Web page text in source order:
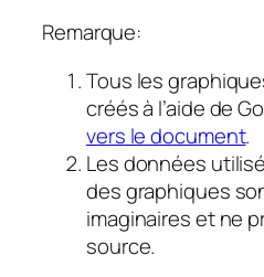
Remarque:
Tous les
créés à l’aide de
vers le document.
Les données
des graphiques
imaginaires et ne
source.